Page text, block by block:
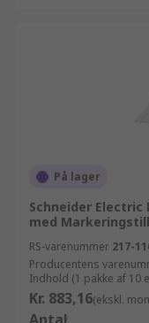
På lager
Schneider
med
RS-varenummer 217-
Producentens
Indhold (1 pakke af 10
Kr. 883,16(ekskl.